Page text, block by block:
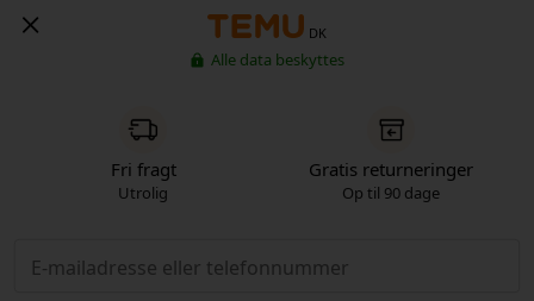
DK
Alle data beskyttes
Fri fragt
Utrolig
Gratis returneringer
Op til 90 dage